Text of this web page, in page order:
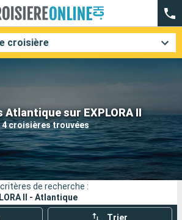
Atlantique sur EXPLORA II
4 croisières trouvées
croisière
Compagnies
Rechercher
de recherche :
II - Atlantique
Trier